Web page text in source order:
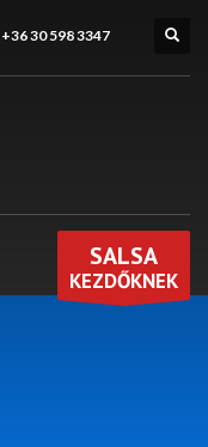
+36 30 598 3347
SALSA
KEZDŐKNEK